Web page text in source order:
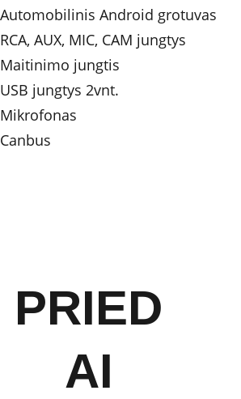
Automobilinis Android grotuvas
RCA, AUX, MIC, CAM jungtys
Maitinimo jungtis
USB jungtys 2vnt.
Mikrofonas
Canbus
PRIED
AI